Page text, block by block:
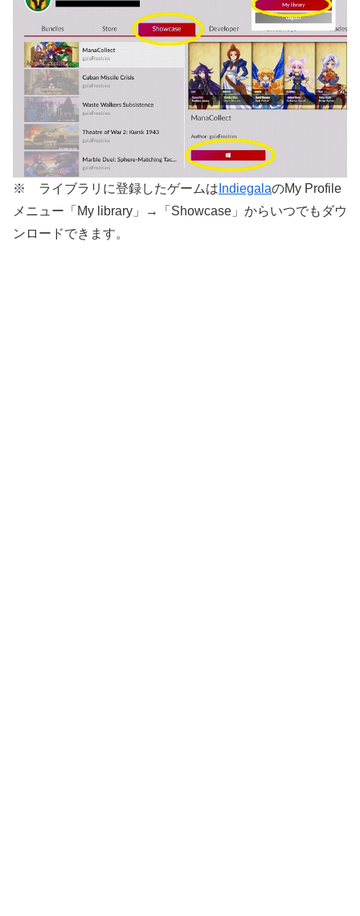
※ ライブラリに登録したゲームは IndiegalaのMy Profile
メニュー「My library」→「Showcase」からいつでもダウ
ンロードできます。